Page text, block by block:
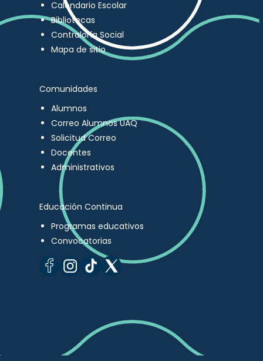
Calendario Escolar
Bibliotecas
Contraloría Social
Mapa de sitio
Comunidades
Alumnos
Correo Alumnos UAQ
Solicitud Correo
Docentes
Administrativos
Educación Continua
Programas educativos
Convocatorias